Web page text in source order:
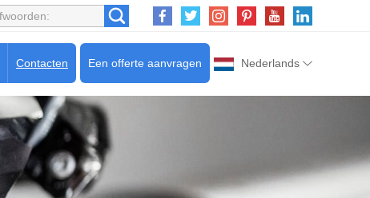
Nederlands
Een offerte aanvragen
Contacten